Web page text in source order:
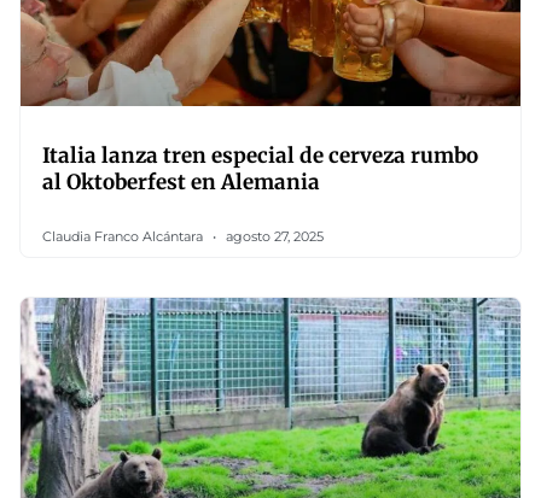
Italia lanza tren especial de cerveza rumbo
al Oktoberfest en Alemania
Claudia Franco Alcántara agosto 27, 2025